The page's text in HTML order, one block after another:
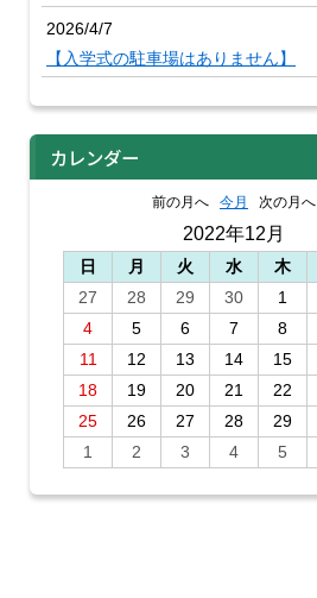
2026/4/7
【入学式の駐車場はありません】
カレンダー
前の月へ 今月 次の月へ
2022年12月
日 月 火 水 木
27
28 29 30 1
4
5 6 7 8
11
12 13 14 15
18
19 20 21 22
25
26 27 28 29
1
2 3 4 5